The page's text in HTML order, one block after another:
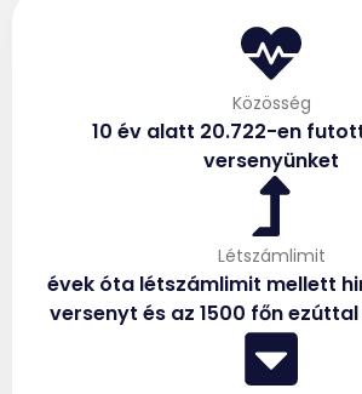
Közösség
10 év alatt 20.722-en
versenyünket
Létszámlimit
évek óta létszámlimit mellett
versenyt és az 1500 főn